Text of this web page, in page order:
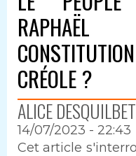
CRÉOLE ?
ALICE
14/07/2023 - 22:43
Intro
Cet article